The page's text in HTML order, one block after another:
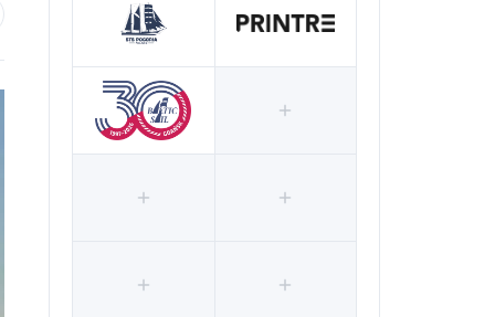
ulubionych